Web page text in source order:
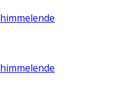
himmelende
himmelende